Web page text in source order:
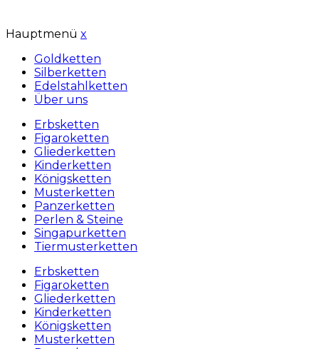
Hauptmenü x
Goldketten
Silberketten
Edelstahlketten
Über uns
Erbsketten
Figaroketten
Gliederketten
Kinderketten
Königsketten
Musterketten
Panzerketten
Perlen & Steine
Singapurketten
Tiermusterketten
Erbsketten
Figaroketten
Gliederketten
Kinderketten
Königsketten
Musterketten